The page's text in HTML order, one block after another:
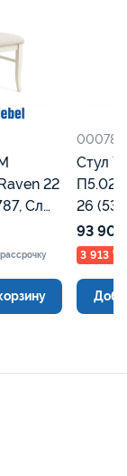
22
Сл
Стул
26 (534.1), 00078786,
Сл
93
3 913 ₸